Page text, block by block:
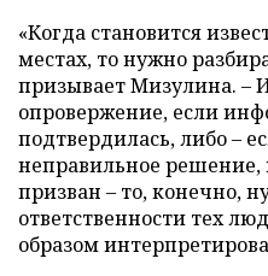
«Когда становится
местах, то нужно
призывает Мизулина. –
опровержение, если
подтвердилась, либо –
неправильное решение,
призван – то, конечно,
ответственности тех
образом